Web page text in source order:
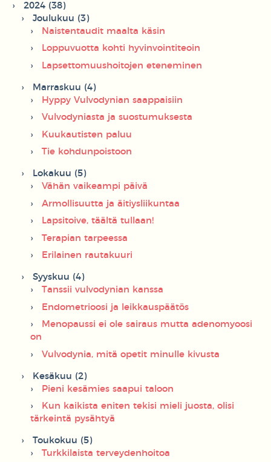
2024 (38)
Joulukuu (3)
Naistentaudit maalta käsin
Loppuvuotta kohti hyvinvointiteoin
Lapsettomuushoitojen eteneminen
Marraskuu (4)
Hyppy Vulvodynian saappaisiin
Vulvodyniasta ja suostumuksesta
Kuukautisten paluu
Tie kohdunpoistoon
Lokakuu (5)
Vähän vaikeampi päivä
Armollisuutta ja äitiysliikuntaa
Lapsitoive, täältä tullaan!
Terapian tarpeessa
Erilainen rautakuuri
Syyskuu (4)
Tanssii vulvodynian kanssa
Endometrioosi ja leikkauspäätös
Menopaussi ei ole sairaus mutta adenomyoosi
on
Vulvodynia, mitä opetit minulle kivusta
Kesäkuu (2)
Pieni kesämies saapui taloon
Kun kaikista eniten tekisi mieli juosta, olisi
tärkeintä pysähtyä
Toukokuu (5)
Turkkilaista terveydenhoitoa